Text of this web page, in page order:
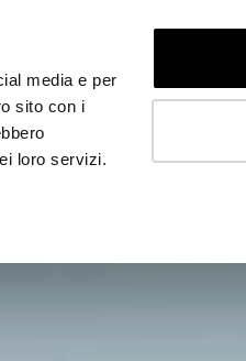
media e per
sito con i
loro servizi.